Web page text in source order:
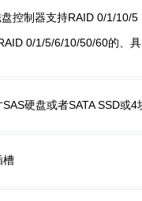
控制器支持RAID 0/1/10/5
0/1/5/6/10/50/60的、
硬盘或者SATA SSD或4
槽